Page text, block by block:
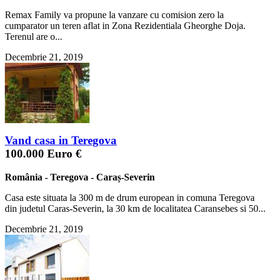
Remax Family va propune la vanzare cu comision zero la
cumparator un teren aflat in Zona Rezidentiala Gheorghe Doja.
Terenul are o...
Decembrie 21, 2019
Vand casa in Teregova
100.000 Euro €
România - Teregova - Caraș-Severin
Casa este situata la 300 m de drum european in comuna Teregova
din judetul Caras-Severin, la 30 km de localitatea Caransebes si 50...
Decembrie 21, 2019